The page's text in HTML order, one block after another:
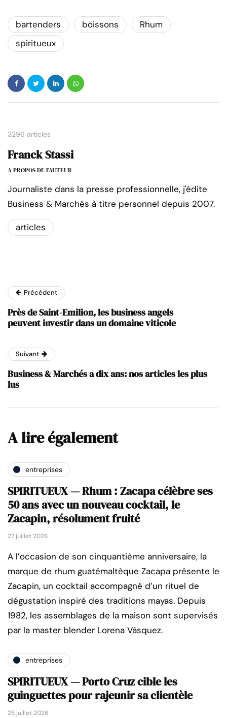
bartenders boissons
Rhum
spiritueux
3296 articles
Franck Stassi
A PROPOS DE L'AUTEUR
Journaliste dans la presse professionnelle, j'édite
Business & Marchés à titre personnel depuis 2007.
articles
Précédent
Près de Saint-Emilion, les business angels
peuvent investir dans un domaine viticole
Suivant
Business & Marchés a dix ans: nos articles les plus
lus
A lire également
entreprises
SPIRITUEUX — Rhum : Zacapa célèbre ses
50 ans avec un nouveau cocktail, le
Zacapin, résolument fruité
27 juillet 2026
A l’occasion de son cinquantième anniversaire, la
marque de rhum guatémaltèque Zacapa présente le
Zacapin, un cocktail accompagné d’un rituel de
dégustation inspiré des traditions mayas. Depuis
1982, les assemblages de la maison sont supervisés
par la master blender Lorena Vásquez.
entreprises
SPIRITUEUX — Porto Cruz cible les
guinguettes pour rajeunir sa clientèle
25 juillet 2026